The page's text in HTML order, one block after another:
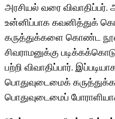
அரசியல் வரை
உன்னிப்பாக கவனித்துக்
கருத்துக்களை கொண்ட
சிவராமனுக்கு
பற்றி விவாதிப்பார்.
பொதுவுடைமைக்
பொதுவுடைமைப்